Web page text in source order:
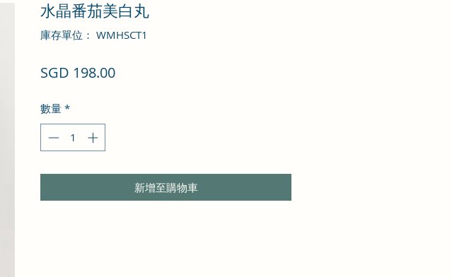
水晶番茄美白丸
庫存單位： WMHSCT1
SGD 198.00價
數量 *
新增至購物車